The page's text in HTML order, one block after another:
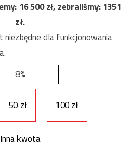
16 500zł, zebraliśmy:1351
zł.
dla funkcjonowania
8%
50 zł 100 zł
Inna kwota